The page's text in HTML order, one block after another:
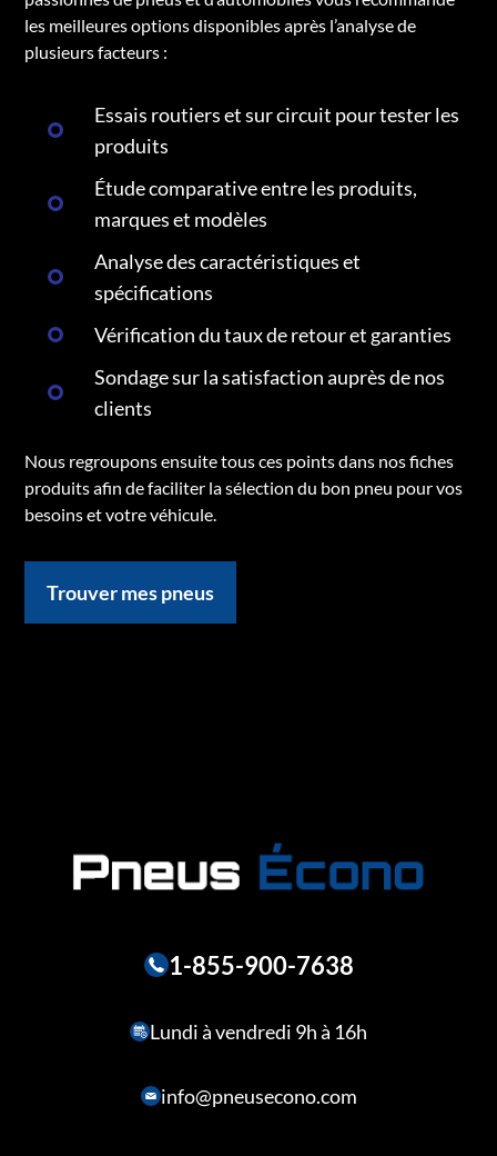
les meilleures options disponibles après l’analyse de
plusieurs facteurs :
Essais routiers et sur circuit pour tester les
produits
Étude comparative entre les produits,
marques et modèles
Analyse des caractéristiques et
spécifications
Vérification du taux de retour et garanties
Sondage sur la satisfaction auprès de nos
clients
Nous regroupons ensuite tous ces points dans nos fiches
produits afin de faciliter la sélection du bon pneu pour vos
besoins et votre véhicule.
Trouver mes pneus
1-855-900-7638
Lundi à vendredi 9h à 16h
info@pneusecono.com